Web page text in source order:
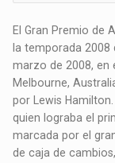
El Gran Premio de
la temporada 2008
marzo de 2008, en
Melbourne,
por Lewis
quien lograba el
marcada por el
de caja de